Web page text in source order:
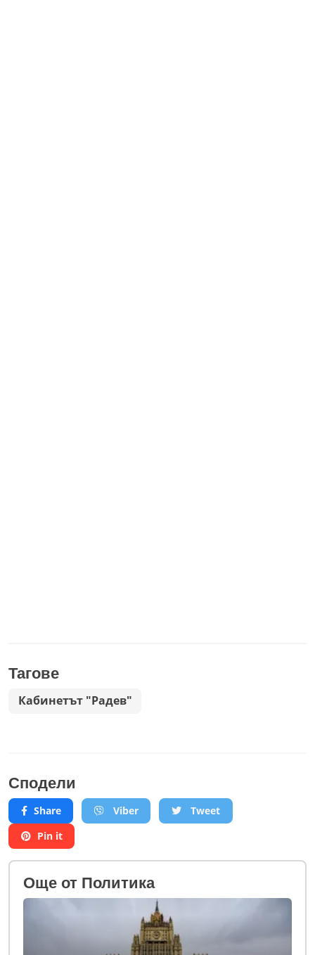
Тагове
Кабинетът "Радев"
Сподели
Share Viber
Tweet
Pin it
Oще от Политика